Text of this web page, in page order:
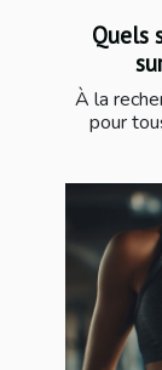
Quels
À la
pour